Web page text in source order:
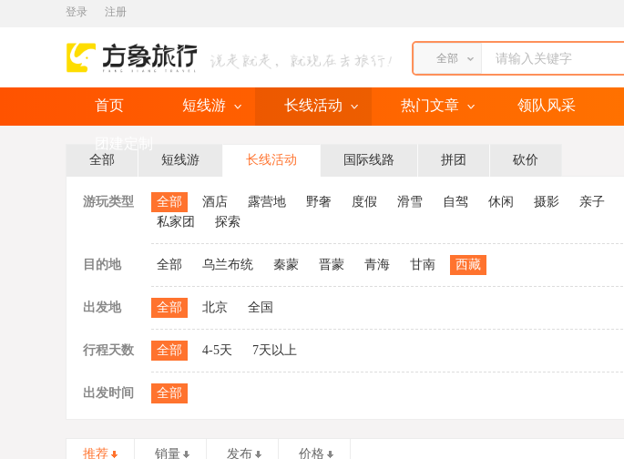
登录 注册
全部
首页 短线游 长线活动 热门文章 领队风采
全部 短线游 长线活动 国际线路 拼团 砍价
游玩类型 全部 酒店 露营地 野奢 度假 滑雪 自驾 休闲 摄影 亲子
私家团
探索
目的地 全部 乌兰布统 秦蒙 晋蒙 青海 甘南 西藏
出发地 全部 北京 全国
行程天数 全部 4-5天 7天以上
出发时间 全部
推荐 销量 发布 价格